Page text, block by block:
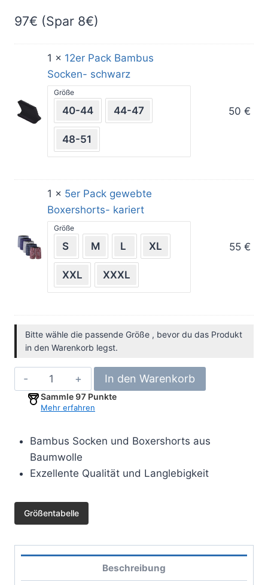
97€ (Spar 8€)
1 × 12er Pack Bambus
Socken- schwarz
Größe
40-44 44-47
48-51
50 €
1 × 5er Pack gewebte
Boxershorts- kariert
Größe
S M L XL
XXL XXXL
55 €
Bitte wähle die passende Größe , bevor du das Produkt
in den Warenkorb legst.
5er
Pack
gewebte
kariert
+
12er
Bambus
Socken-
Menge
In den Warenkorb
Sammle 97 Punkte
Mehr erfahren
Bambus Socken und Boxershorts aus
Baumwolle
Exzellente Qualität und Langlebigkeit
Größentabelle
Beschreibung